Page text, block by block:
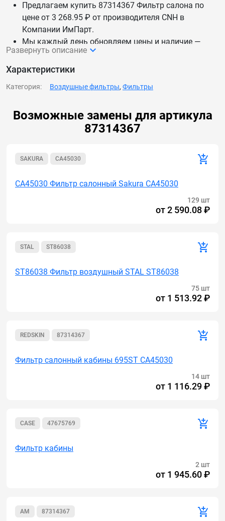
Возможные замены для артикула
87314367
SAKURA CA45030
CA45030 Фильтр салонный Sakura CA45030
129 шт
от2 590.08 ₽
STAL ST86038
ST86038 Фильтр воздушный STAL ST86038
75 шт
от 1 513.92 ₽
REDSKIN 87314367
Фильтр салонный кабины 695ST CA45030
14 шт
от 1 116.29 ₽
CASE 47675769
Фильтр кабины
2 шт
от 1 945.60 ₽
AM 87314367
Предлагаем купить 87314367 Фильтр салона по
цене от 3 268.95 ₽ от производителя CNH в
Компании ИмПарт.
Мы каждый день обновляем цены и наличие —
данные актуальны.
Доставим 87314367 Фильтр салона по России и
Развернуть описание
Характеристики
Категория: Воздушные фильтры, Фильтры